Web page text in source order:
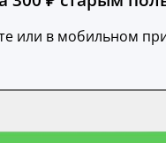
или в мобильном